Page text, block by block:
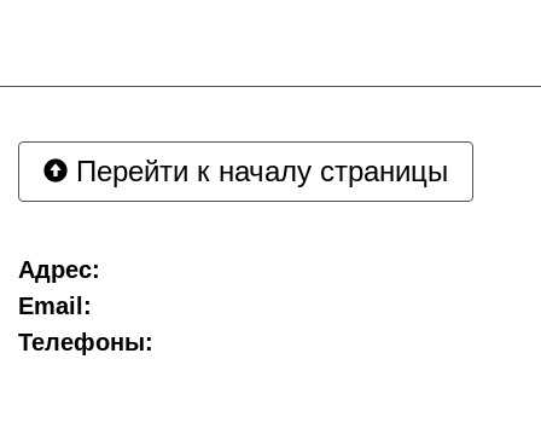
Перейти к началу страницы
Адрес:
Email:
Телефоны: